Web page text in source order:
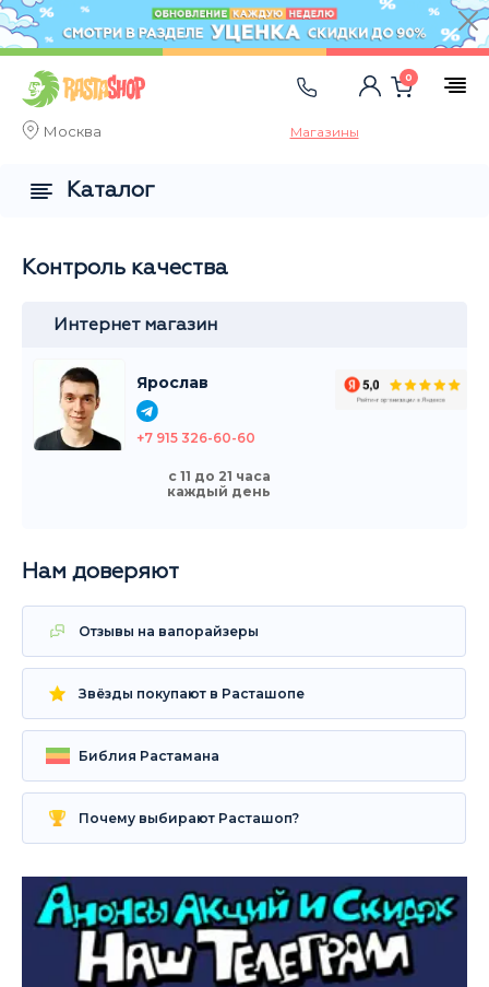
Москва Магазины
0
Контроль качества
Интернет магазин
Ярослав
+7 915 326-60-60
с 11 до 21 часа
каждый день
Нам доверяют
Отзывы на вапорайзеры
Звёзды покупают в Расташопе
Библия Растамана
Почему выбирают Расташоп?
Каталог